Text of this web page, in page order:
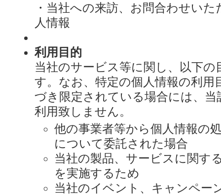
・当社への来訪、お問合わせい
人情報
利用目的
当社のサービス等に関し、以下の
す。なお、特定の個人情報の利用
づき限定されている場合には、当
利用致しません。
他の事業者等から個人情報の
について委託された場合
当社の製品、サービスに関す
を実施するため
当社のイベント、キャンペー